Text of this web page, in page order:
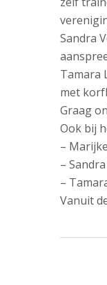
Sandra
Tamara
met
Graag
Ook bij
–
–
–
Vanuit
Poortugaal
3161
GH
Rhoon
010
50
187
41,
3162
WB
Rhoon
010
-
48
178
67
LB